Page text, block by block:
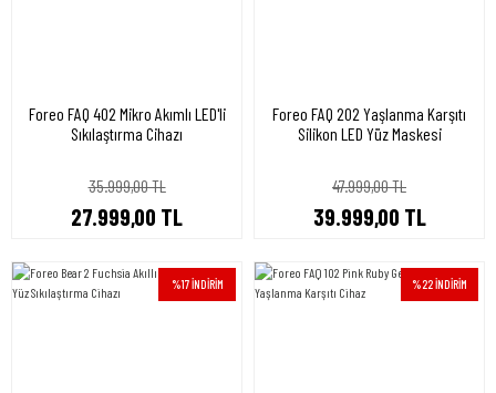
Foreo FAQ 402 Mikro Akımlı LED'li
Sıkılaştırma Cihazı
35.999,00 TL
27.999,00 TL
Foreo FAQ 202 Yaşlanma Karşıtı
Silikon LED Yüz Maskesi
47.999,00 TL
39.999,00 TL
%17 İNDİRİM %22 İNDİRİM